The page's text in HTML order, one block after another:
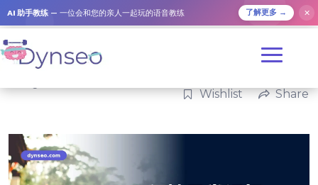
AI 助手教练 — 一位会和您的亲人一起玩的语音教练 了解更多 → ✕
Wishlist Share